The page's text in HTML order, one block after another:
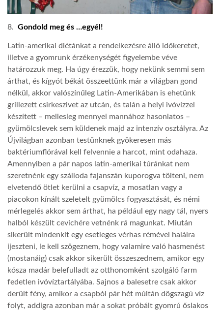
8. Gondold meg és …egyél!
Latin-amerikai diétánkat a rendelkezésre álló időkeretet,
illetve a gyomrunk érzékenységét figyelembe véve
határozzuk meg. Ha úgy érezzük, hogy nekünk semmi sem
árthat, és kígyót békát összeettünk már a világban gond
nélkül, akkor valószínűleg Latin-Amerikában is ehetünk
grillezett csirkeszivet az utcán, és talán a helyi ivóvízzel
készített – mellesleg mennyei mannához hasonlatos –
gyümölcslevek sem küldenek majd az intenzív osztályra. Az
Újvilágban azonban testünknek gyökeresen más
baktériumflórával kell felvennie a harcot, mint odahaza.
Amennyiben a pár napos latin-amerikai túránkat nem
szeretnénk egy szálloda fajanszán kuporogva tölteni, nem
elvetendő ötlet kerülni a csapvíz, a mosatlan vagy a
piacokon kínált szeletelt gyümölcs fogyasztását, és némi
mérlegelés akkor sem árthat, ha például egy nagy tál, nyers
halból készült cevichére vetnénk rá magunkat. Miután
sikerült mindenkit egy esetleges vérhas rémével halálra
ijeszteni, le kell szögeznem, hogy valamire való hasmenést
(mostanáig) csak akkor sikerült összeszednem, amikor egy
kósza madár belefulladt az otthonomként szolgáló farm
fedetlen ivóvíztartályába. Sajnos a balesetre csak akkor
derült fény, amikor a csapból pár hét múltán dögszagú víz
folyt, addigra azonban már a sokat próbált gyomrú őslakos